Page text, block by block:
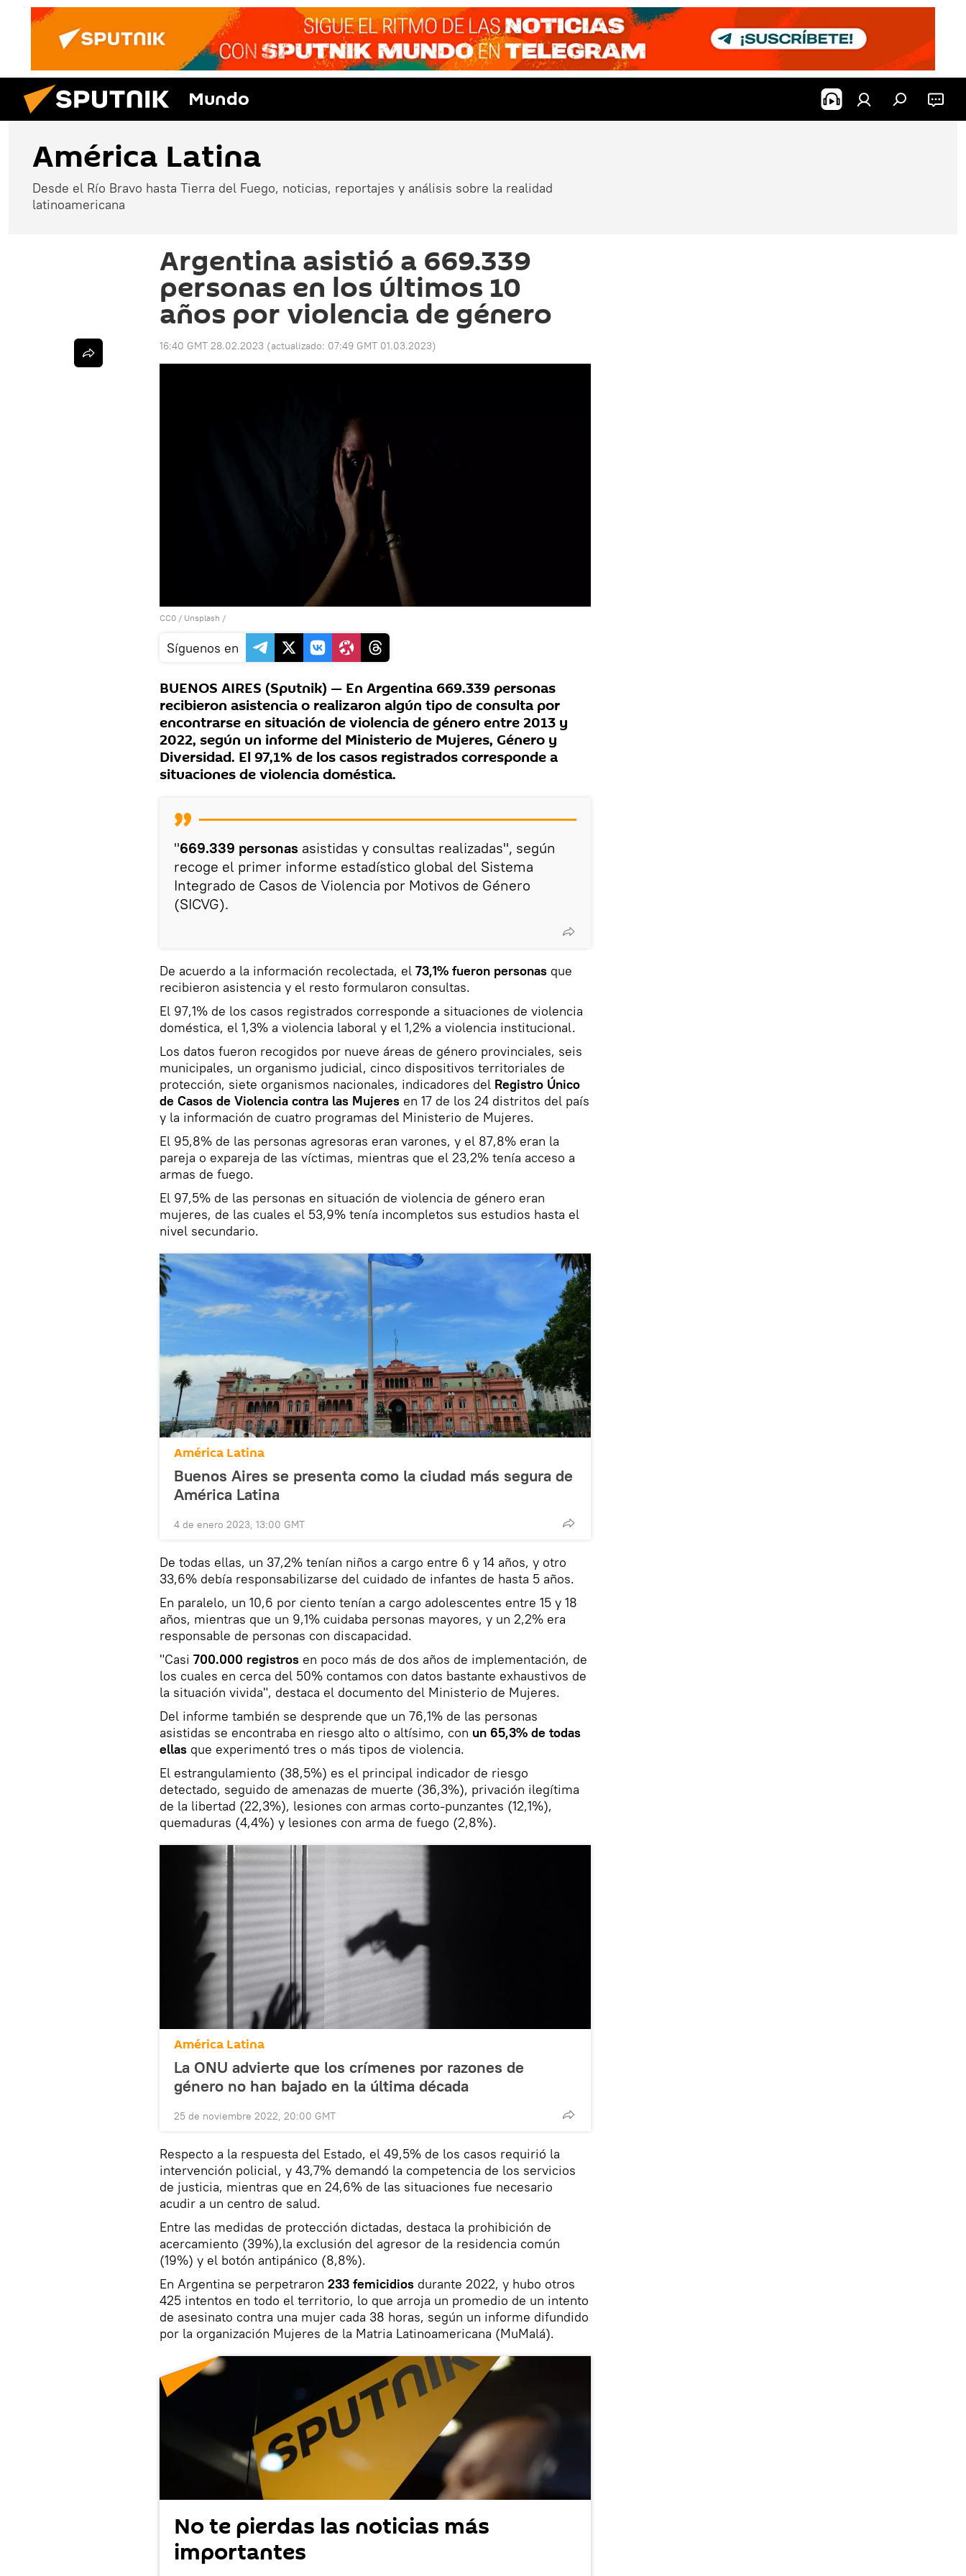
Mundo
América Latina
Desde el Río Bravo hasta Tierra del Fuego, noticias, reportajes y análisis sobre la realidad
latinoamericana
Argentina asistió a 669.339
personas en los últimos 10
años por violencia de género
16:40 GMT 28.02.2023 (actualizado: 07:49 GMT 01.03.2023)
CC0 / Unsplash /
Síguenos en
BUENOS AIRES (Sputnik) — En Argentina 669.339 personas
recibieron asistencia o realizaron algún tipo de consulta por
encontrarse en situación de violencia de género entre 2013 y
2022, según un informe del Ministerio de Mujeres, Género y
Diversidad. El 97,1% de los casos registrados corresponde a
situaciones de violencia doméstica.
"669.339 personas asistidas y consultas realizadas", según
recoge el primer informe estadístico global del Sistema
Integrado de Casos de Violencia por Motivos de Género
(SICVG).
De acuerdo a la información recolectada, el 73,1% fueron personas que
recibieron asistencia y el resto formularon consultas.
El 97,1% de los casos registrados corresponde a situaciones de violencia
doméstica, el 1,3% a violencia laboral y el 1,2% a violencia institucional.
Los datos fueron recogidos por nueve áreas de género provinciales, seis
municipales, un organismo judicial, cinco dispositivos territoriales de
protección, siete organismos nacionales, indicadores del Registro Único
de Casos de Violencia contra las Mujeres en 17 de los 24 distritos del país
y la información de cuatro programas del Ministerio de Mujeres.
El 95,8% de las personas agresoras eran varones, y el 87,8% eran la
pareja o expareja de las víctimas, mientras que el 23,2% tenía acceso a
armas de fuego.
El 97,5% de las personas en situación de violencia de género eran
mujeres, de las cuales el 53,9% tenía incompletos sus estudios hasta el
nivel secundario.
América Latina
Buenos Aires se presenta como la ciudad más segura de
América Latina
4 de enero 2023, 13:00 GMT
De todas ellas, un 37,2% tenían niños a cargo entre 6 y 14 años, y otro
33,6% debía responsabilizarse del cuidado de infantes de hasta 5 años.
En paralelo, un 10,6 por ciento tenían a cargo adolescentes entre 15 y 18
años, mientras que un 9,1% cuidaba personas mayores, y un 2,2% era
responsable de personas con discapacidad.
"Casi 700.000 registros en poco más de dos años de implementación, de
los cuales en cerca del 50% contamos con datos bastante exhaustivos de
la situación vivida", destaca el documento del Ministerio de Mujeres.
Del informe también se desprende que un 76,1% de las personas
asistidas se encontraba en riesgo alto o altísimo, con un 65,3% de todas
ellas que experimentó tres o más tipos de violencia.
El estrangulamiento (38,5%) es el principal indicador de riesgo
detectado, seguido de amenazas de muerte (36,3%), privación ilegítima
de la libertad (22,3%), lesiones con armas corto-punzantes (12,1%),
quemaduras (4,4%) y lesiones con arma de fuego (2,8%).
América Latina
La ONU advierte que los crímenes por razones de
género no han bajado en la última década
25 de noviembre 2022, 20:00 GMT
Respecto a la respuesta del Estado, el 49,5% de los casos requirió la
intervención policial, y 43,7% demandó la competencia de los servicios
de justicia, mientras que en 24,6% de las situaciones fue necesario
acudir a un centro de salud.
Entre las medidas de protección dictadas, destaca la prohibición de
acercamiento (39%),la exclusión del agresor de la residencia común
(19%) y el botón antipánico (8,8%).
En Argentina se perpetraron 233 femicidios durante 2022, y hubo otros
425 intentos en todo el territorio, lo que arroja un promedio de un intento
de asesinato contra una mujer cada 38 horas, según un informe difundido
por la organización Mujeres de la Matria Latinoamericana (MuMalá).
No te pierdas las noticias más
importantes